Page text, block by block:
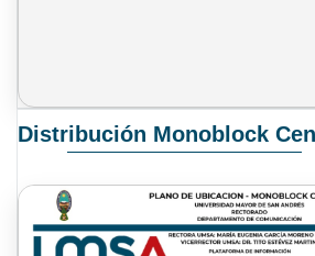
Distribución Monoblock